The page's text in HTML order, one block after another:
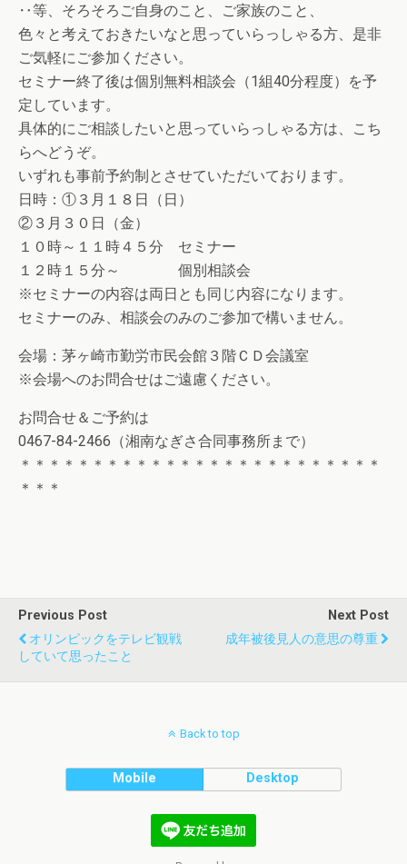
‥等、そろそろご自身のこと、ご家族のこと、
色々と考えておきたいなと思っていらっしゃる方、是非
ご気軽にご参加ください。
セミナー終了後は個別無料相談会（1組40分程度）を予
定しています。
具体的にご相談したいと思っていらっしゃる方は、こち
らへどうぞ。
いずれも事前予約制とさせていただいております。
日時：①３月１８日（日）
②３月３０日（金）
１０時～１１時４５分 セミナー
１２時１５分～ 個別相談会
※セミナーの内容は両日とも同じ内容になります。
セミナーのみ、相談会のみのご参加で構いません。
会場：茅ヶ崎市勤労市民会館３階ＣＤ会議室
※会場へのお問合せはご遠慮ください。
お問合せ＆ご予約は
0467-84-2466（湘南なぎさ合同事務所まで）
＊＊＊＊＊＊＊＊＊＊＊＊＊＊＊＊＊＊＊＊＊＊＊＊＊
＊＊＊
Previous Post
オリンピックをテレビ観戦
していて思ったこと
Next Post
成年被後見人の意思の尊重
Back to top
Mobile Desktop